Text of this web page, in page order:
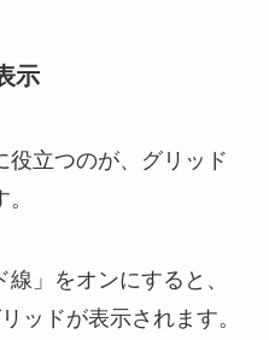
示
役立つのが、グリッド
線」をオンにすると、
ッドが表示されます。